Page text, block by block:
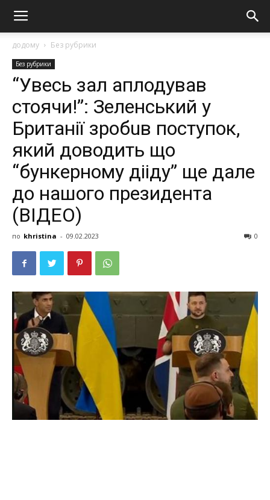
додому Без рубрики
Без рубрики
“Увесь зал аплодував
cтоячи!”: Зеленський у
Британії зробuв поступок,
який доводить що
“бункepнoму дiiдy” ще дале
до нашого президента
(ВІДЕО)
по khristina - 09.02.2023 0